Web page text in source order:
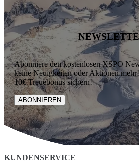
Abonniere den kostenlosen XSPO
keine Neuigkeiten oder Aktionen
10€ Treuebonus sichern!
ABONNIEREN
KUNDENSERVICE